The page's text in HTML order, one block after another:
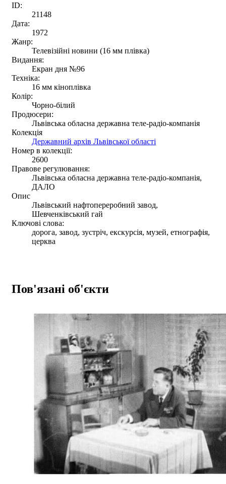
ID:
21148
Дата:
1972
Жанр:
Телевізійні новини (16 мм плівка)
Видання:
Екран дня №96
Техніка:
16 мм кіноплівка
Колір:
Чорно-білий
Продюсери:
Львівська обласна державна теле-радіо-компанія
Колекція
Державний архів Львівської області
Номер в колекції:
2600
Правове регулювання:
Львівська обласна державна теле-радіо-компанія,
ДАЛО
Опис
Львівський нафтопереробний завод,
Шевченківський гай
Ключові слова:
дорога, завод, зустріч, екскурсія, музей, етнографія,
церква
Пов'язані об'єкти